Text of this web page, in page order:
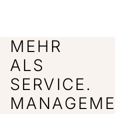
MEHR
ALS
SERVICE.